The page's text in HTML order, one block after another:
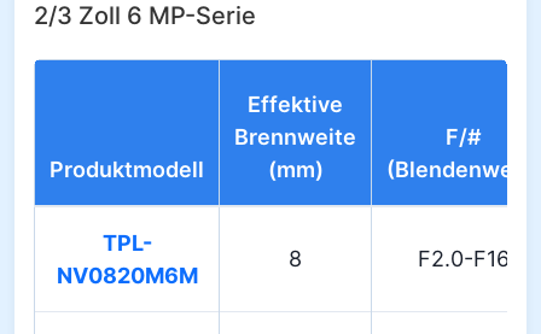
2/3 Zoll 6 MP-Serie
Produktmodell
Effektive
Brennweite
(mm)
F/#
(Blendenwert)
TPL-
NV0820M6M
8 F2.0-F16